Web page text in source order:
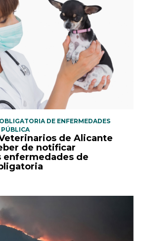
DE ENFERMEDADES
PÚBLICA
de Alicante
de notificar
enfermedades de